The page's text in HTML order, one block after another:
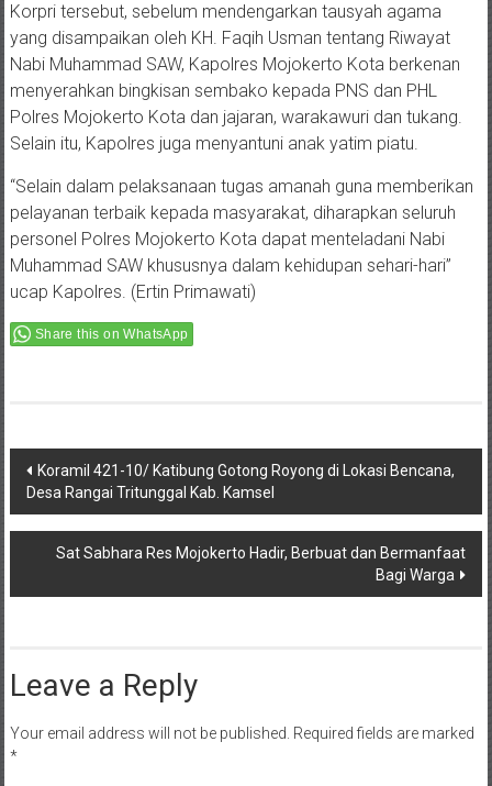
Korpri tersebut, sebelum mendengarkan tausyah agama
yang disampaikan oleh KH. Faqih Usman tentang Riwayat
Nabi Muhammad SAW, Kapolres Mojokerto Kota berkenan
menyerahkan bingkisan sembako kepada PNS dan PHL
Polres Mojokerto Kota dan jajaran, warakawuri dan tukang.
Selain itu, Kapolres juga menyantuni anak yatim piatu.
“Selain dalam pelaksanaan tugas amanah guna memberikan
pelayanan terbaik kepada masyarakat, diharapkan seluruh
personel Polres Mojokerto Kota dapat menteladani Nabi
Muhammad SAW khususnya dalam kehidupan sehari-hari”
ucap Kapolres. (Ertin Primawati)
Share this on WhatsApp
Post
navigation
Koramil 421-10/ Katibung Gotong Royong di Lokasi Bencana,
Desa Rangai Tritunggal Kab. Kamsel
Sat Sabhara Res Mojokerto Hadir, Berbuat dan Bermanfaat
Bagi Warga
Leave a Reply
Your email address will not be published. Required fields are marked
*